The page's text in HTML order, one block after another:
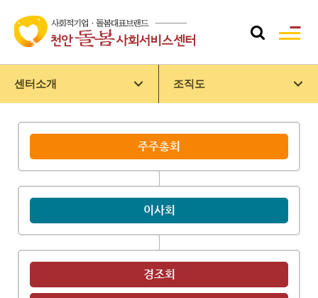
센터소개 조직도
주주총회
이사회
경조회